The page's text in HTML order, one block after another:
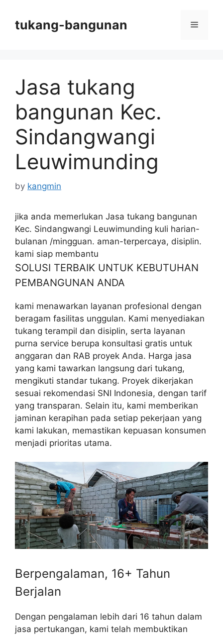
contenttukang-bangunan Menu
Jasa tukang
bangunan Kec.
Sindangwangi
Leuwimunding
by kangmin
jika anda memerlukan Jasa tukang bangunan
Kec. Sindangwangi Leuwimunding kuli harian-
bulanan /mingguan. aman-terpercaya, disiplin.
kami siap membantu
SOLUSI TERBAIK UNTUK KEBUTUHAN
PEMBANGUNAN ANDA
kami menawarkan layanan profesional dengan
beragam fasilitas unggulan. Kami menyediakan
tukang terampil dan disiplin, serta layanan
purna service berupa konsultasi gratis untuk
anggaran dan RAB proyek Anda. Harga jasa
yang kami tawarkan langsung dari tukang,
mengikuti standar tukang. Proyek dikerjakan
sesuai rekomendasi SNI Indonesia, dengan tarif
yang transparan. Selain itu, kami memberikan
jaminan kerapihan pada setiap pekerjaan yang
kami lakukan, memastikan kepuasan konsumen
menjadi prioritas utama.
Berpengalaman, 16+ Tahun
Berjalan
Dengan pengalaman lebih dari 16 tahun dalam
jasa pertukangan, kami telah membuktikan